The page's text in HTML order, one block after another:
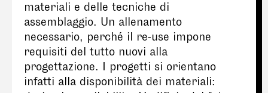
materiali e delle tecniche di
assemblaggio. Un allenamento
necessario, perché il re-use impone
requisiti del tutto nuovi alla
progettazione. I progetti si orientano
infatti alla disponibilità dei materiali: